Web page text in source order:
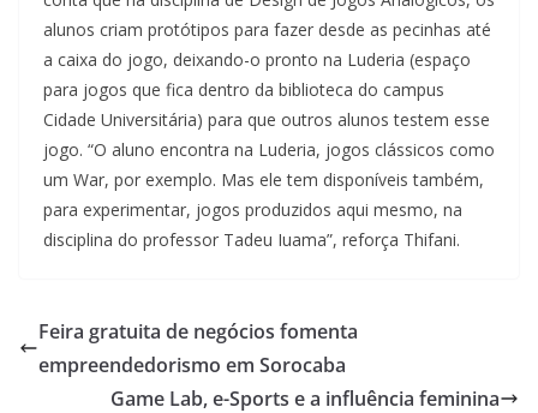
alunos criam protótipos para fazer desde as pecinhas até
a caixa do jogo, deixando-o pronto na Luderia (espaço
para jogos que fica dentro da biblioteca do campus
Cidade Universitária) para que outros alunos testem esse
jogo. “O aluno encontra na Luderia, jogos clássicos como
um War, por exemplo. Mas ele tem disponíveis também,
para experimentar, jogos produzidos aqui mesmo, na
disciplina do professor Tadeu Iuama”, reforça Thifani.
Feira gratuita de negócios fomenta
empreendedorismo em Sorocaba
Game Lab, e-Sports e a influência feminina